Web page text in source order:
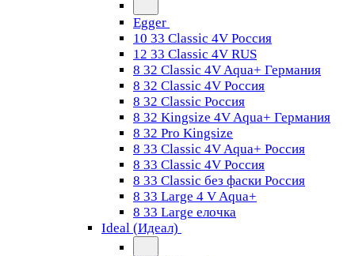
Egger
10 33 Classic 4V Россия
12 33 Classic 4V RUS
8 32 Classic 4V Aqua+ Германия
8 32 Classic 4V Россия
8 32 Classic Россия
8 32 Kingsize 4V Aqua+ Германия
8 32 Pro Kingsize
8 33 Classic 4V Aqua+ Россия
8 33 Classic 4V Россия
8 33 Classic без фаски Россия
8 33 Large 4 V Aqua+
8 33 Large елочка
Ideal (Идеал)